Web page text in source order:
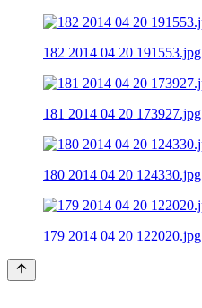
182 2014 04 20 191553.jpg
181 2014 04 20 173927.jpg
180 2014 04 20 124330.jpg
179 2014 04 20 122020.jpg